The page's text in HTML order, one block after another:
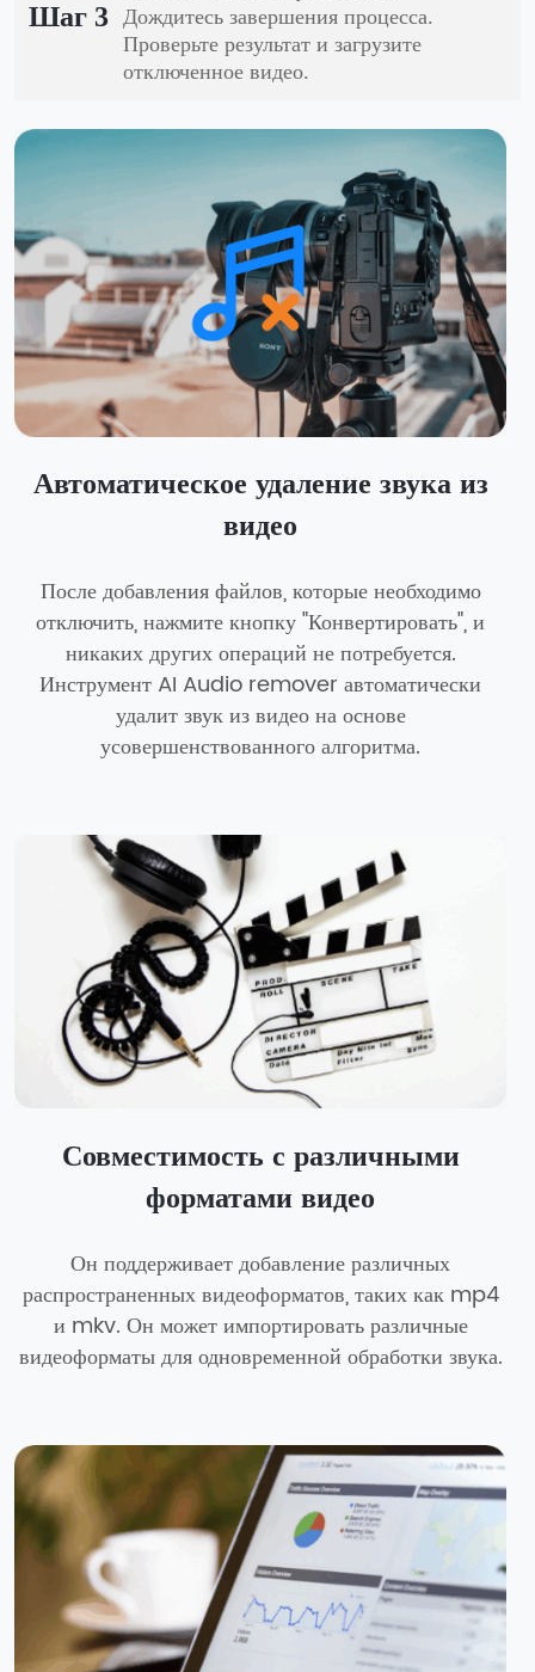
Шаг 3
Дождитесь завершения процесса.
Проверьте результат и загрузите
отключенное видео.
Автоматическое удаление звука из
видео
После добавления файлов, которые необходимо
отключить, нажмите кнопку "Конвертировать", и
никаких других операций не потребуется.
Инструмент AI Audio remover автоматически
удалит звук из видео на основе
усовершенствованного алгоритма.
Совместимость с различными
форматами видео
Он поддерживает добавление различных
распространенных видеоформатов, таких как mp4
и mkv. Он может импортировать различные
видеоформаты для одновременной обработки звука.